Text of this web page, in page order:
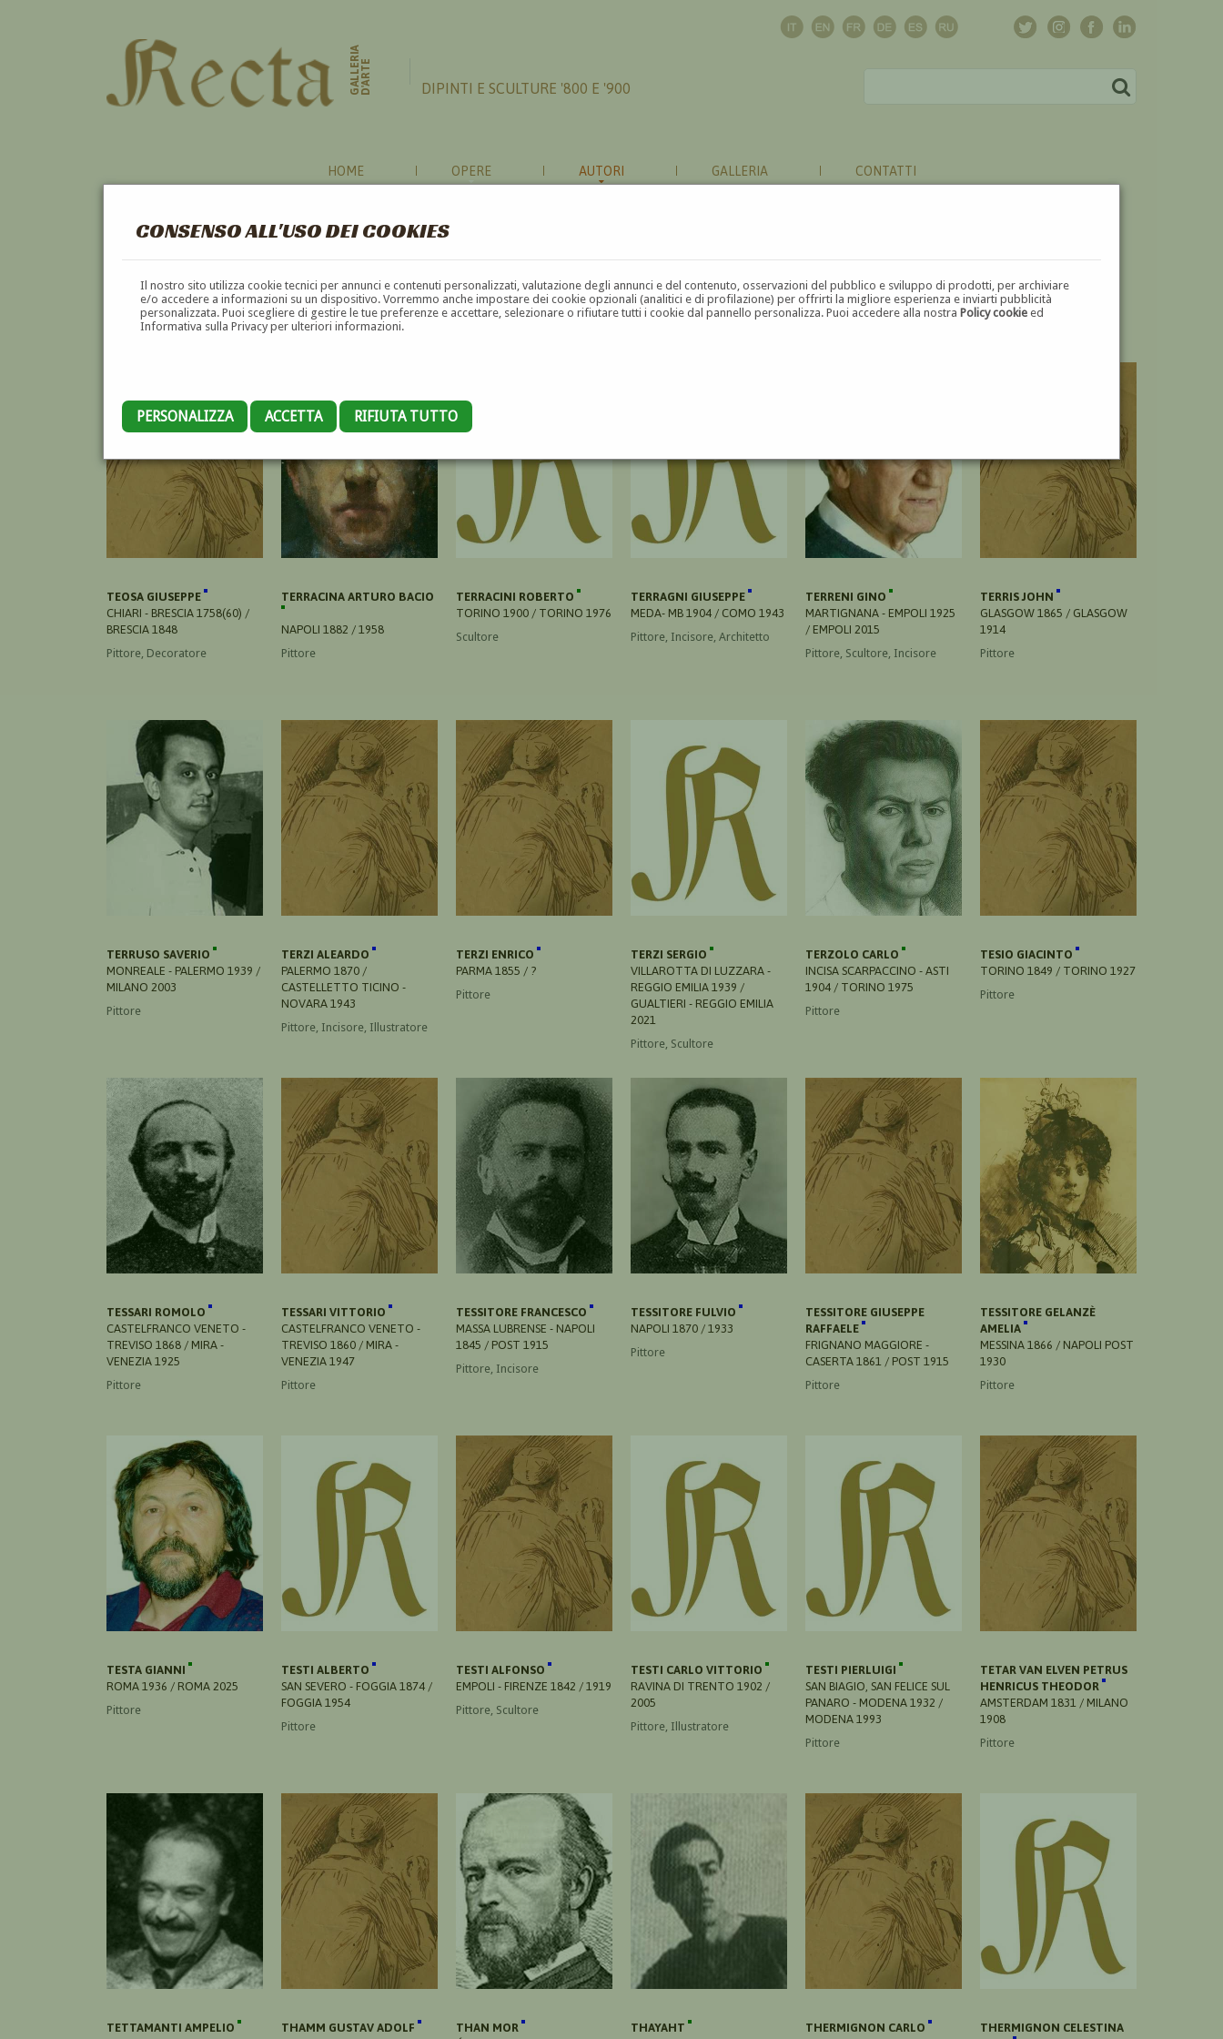
CONSENSO ALL'USO DEI COOKIES
Il nostro sito utilizza cookie tecnici per annunci e contenuti personalizzati, valutazione degli annunci e del contenuto, osservazioni del pubblico e sviluppo di prodotti, per archiviare
e/o accedere a informazioni su un dispositivo. Vorremmo anche impostare dei cookie opzionali (analitici e di profilazione) per offrirti la migliore esperienza e inviarti pubblicità
personalizzata. Puoi scegliere di gestire le tue preferenze e accettare, selezionare o rifiutare tutti i cookie dal pannello personalizza. Puoi accedere alla nostraPolicy cookie ed
Informativa sulla Privacy per ulteriori informazioni.
PERSONALIZZA ACCETTA RIFIUTA TUTTO
GALLERIAD'ARTE DIPINTI E SCULTURE '800 E '900
HOME OPERE AUTORI GALLERIA CONTATTI
AUTORI
A B C D E F G H I J K L M N O P Q R S T U V W X Y Z ⬅
TEOSA GIUSEPPE
CHIARI - BRESCIA 1758(60) /
BRESCIA 1848
Pittore, Decoratore
TERRACINA ARTURO BACIO
NAPOLI 1882 / 1958
Pittore
TERRACINI ROBERTO
TORINO 1900 / TORINO 1976
Scultore
TERRAGNI GIUSEPPE
MEDA- MB 1904 / COMO 1943
Pittore, Incisore, Architetto
TERRENI GINO
MARTIGNANA - EMPOLI 1925
/ EMPOLI 2015
Pittore, Scultore, Incisore
TERRIS JOHN
GLASGOW 1865 / GLASGOW
1914
Pittore
TERRUSO SAVERIO
MONREALE - PALERMO 1939 /
MILANO 2003
Pittore
TERZI ALEARDO
PALERMO 1870 /
CASTELLETTO TICINO -
NOVARA 1943
Pittore, Incisore, Illustratore
TERZI ENRICO
PARMA 1855 / ?
Pittore
TERZI SERGIO
VILLAROTTA DI LUZZARA -
REGGIO EMILIA 1939 /
GUALTIERI - REGGIO EMILIA
2021
Pittore, Scultore
TERZOLO CARLO
INCISA SCARPACCINO - ASTI
1904 / TORINO 1975
Pittore
TESIO GIACINTO
TORINO 1849 / TORINO 1927
Pittore
TESSARI ROMOLO
CASTELFRANCO VENETO -
TREVISO 1868 / MIRA -
VENEZIA 1925
Pittore
TESSARI VITTORIO
CASTELFRANCO VENETO -
TREVISO 1860 / MIRA -
VENEZIA 1947
Pittore
TESSITORE FRANCESCO
MASSA LUBRENSE - NAPOLI
1845 / POST 1915
Pittore, Incisore
TESSITORE FULVIO
NAPOLI 1870 / 1933
Pittore
TESSITORE GIUSEPPE
RAFFAELE
FRIGNANO MAGGIORE -
CASERTA 1861 / POST 1915
Pittore
TESSITORE GELANZÈ
AMELIA
MESSINA 1866 / NAPOLI POST
1930
Pittore
TESTA GIANNI
ROMA 1936 / ROMA 2025
Pittore
TESTI ALBERTO
SAN SEVERO - FOGGIA 1874 /
FOGGIA 1954
Pittore
TESTI ALFONSO
EMPOLI - FIRENZE 1842 / 1919
Pittore, Scultore
TESTI CARLO VITTORIO
RAVINA DI TRENTO 1902 /
2005
Pittore, Illustratore
TESTI PIERLUIGI
SAN BIAGIO, SAN FELICE SUL
PANARO - MODENA 1932 /
MODENA 1993
Pittore
TETAR VAN ELVEN PETRUS
HENRICUS THEODOR
AMSTERDAM 1831 / MILANO
1908
Pittore
TETTAMANTI AMPELIO
THAMM GUSTAV ADOLF
THAN MOR
THAYAHT
THERMIGNON CARLO
THERMIGNON CELESTINA